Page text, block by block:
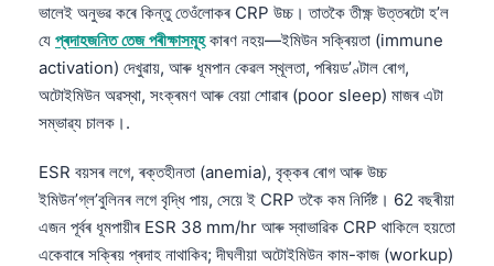
ভালেই অনুভৱ কৰে কিন্তু তেওঁলোকৰ CRP উচ্চ। তাতকৈ তীক্ষ্ণ উত্তৰটো হ’ল
যে প্ৰদাহজনিত তেজ পৰীক্ষাসমূহকাৰণ নহয়—ইমিউন সক্ৰিয়তা (immune
activation) দেখুৱায়, আৰু ধূমপান কেৱল স্থূলতা, পৰিয়ড’ণ্টাল ৰোগ,
অটোইমিউন অৱস্থা, সংক্ৰমণ আৰু বেয়া শোৱাৰ (poor sleep) মাজৰ এটা
সম্ভাৱ্য চালক।.
ESR বয়সৰ লগে, ৰক্তহীনতা (anemia), বৃক্কৰ ৰোগ আৰু উচ্চ
ইমিউন’গ্ল’বুলিনৰ লগে বৃদ্ধি পায়, সেয়ে ই CRP তকৈ কম নিৰ্দিষ্ট। 62 বছৰীয়া
এজন পূৰ্বৰ ধূমপায়ীৰ ESR 38 mm/hr আৰু স্বাভাৱিক CRP থাকিলে হয়তো
একেবাৰে সক্ৰিয় প্ৰদাহ নাথাকিব; দীঘলীয়া অটোইমিউন কাম-কাজ (workup)